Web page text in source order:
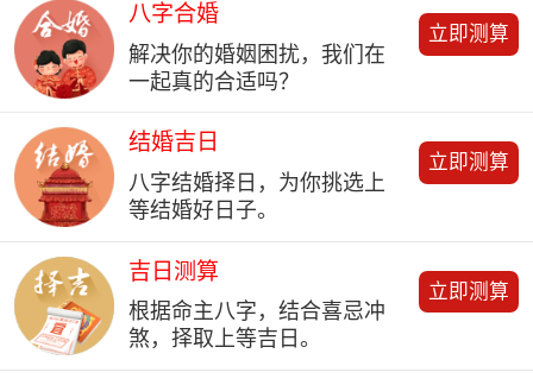
八字合婚
解决你的婚姻困扰，我们在
一起真的合适吗？
立即测算
结婚吉日
八字结婚择日，为你挑选上
等结婚好日子。
立即测算
吉日测算
根据命主八字，结合喜忌冲
煞，择取上等吉日。
立即测算